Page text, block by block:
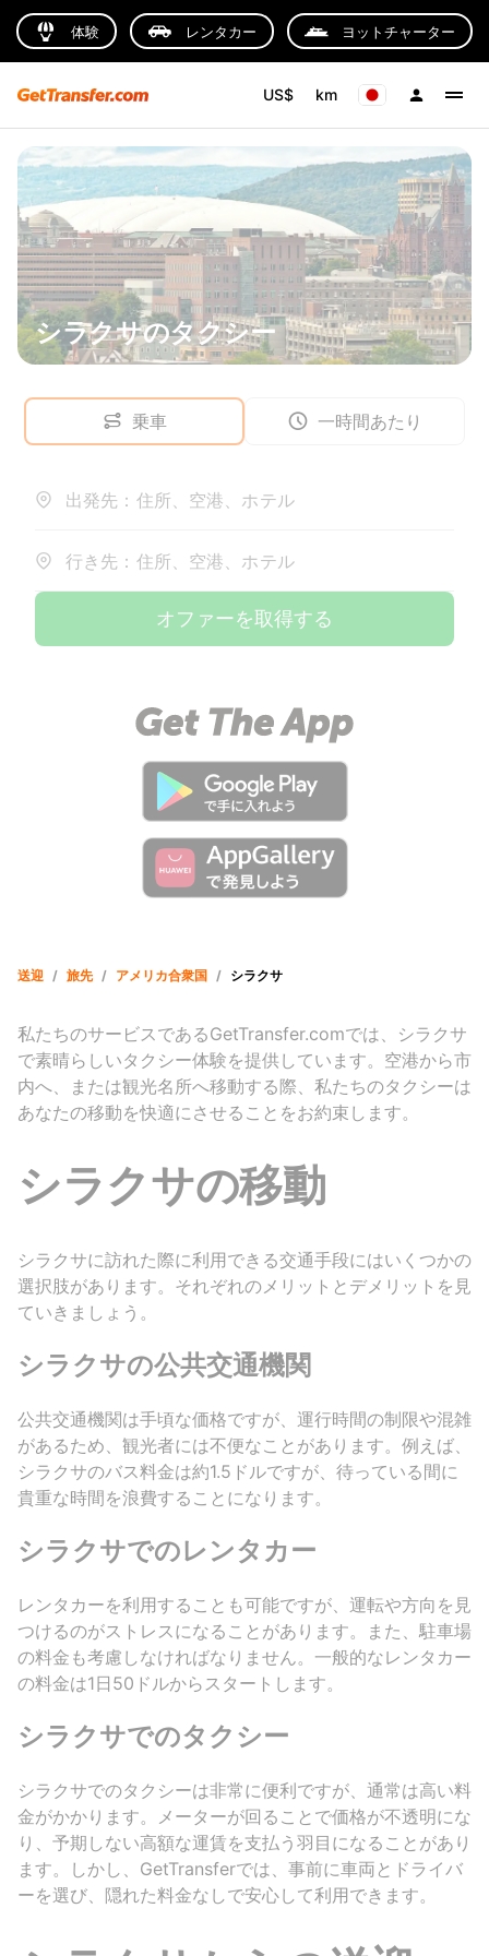
体験 レンタカー ヨットチャーター
US$ km
シラクサのタクシー
乗車 一時間あたり
出発先：住所、空港、ホテル
行き先：住所、空港、ホテル
オファーを取得する
送迎 / 旅先 / アメリカ合衆国 / シラクサ
私たちのサービスであるGetTransfer.comでは、シラクサ
で素晴らしいタクシー体験を提供しています。空港から市
内へ、または観光名所へ移動する際、私たちのタクシーは
あなたの移動を快適にさせることをお約束します。
シラクサの移動
シラクサに訪れた際に利用できる交通手段にはいくつかの
選択肢があります。それぞれのメリットとデメリットを見
ていきましょう。
シラクサの公共交通機関
公共交通機関は手頃な価格ですが、運行時間の制限や混雑
があるため、観光者には不便なことがあります。例えば、
シラクサのバス料金は約1.5ドルですが、待っている間に
貴重な時間を浪費することになります。
シラクサでのレンタカー
レンタカーを利用することも可能ですが、運転や方向を見
つけるのがストレスになることがあります。また、駐車場
の料金も考慮しなければなりません。一般的なレンタカー
の料金は1日50ドルからスタートします。
シラクサでのタクシー
シラクサでのタクシーは非常に便利ですが、通常は高い料
金がかかります。メーターが回ることで価格が不透明にな
り、予期しない高額な運賃を支払う羽目になることがあり
ます。しかし、GetTransferでは、事前に車両とドライバ
ーを選び、隠れた料金なしで安心して利用できます。